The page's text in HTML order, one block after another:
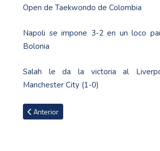
Open de Taekwondo de Colombia
Napoli se impone 3-2 en un loco
Bolonia
Salah le da la victoria al
Manchester City (1-0)
Artículo anterior: La mega apuesta que
Anterior